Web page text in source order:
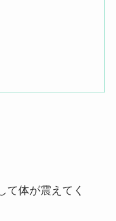
て体が震えてく